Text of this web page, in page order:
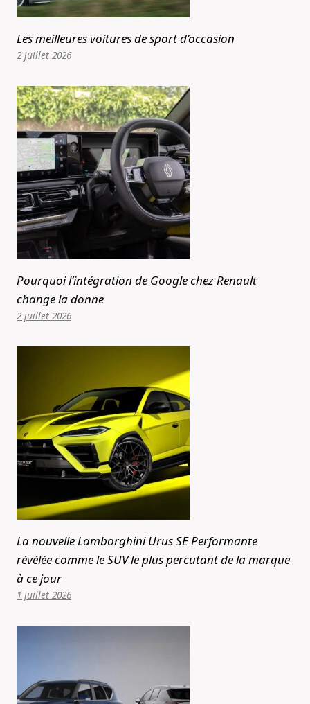
Les meilleures voitures de sport d’occasion
2 juillet 2026
Pourquoi l’intégration de Google chez Renault
change la donne
2 juillet 2026
La nouvelle Lamborghini Urus SE Performante
révélée comme le SUV le plus percutant de la marque
à ce jour
1 juillet 2026